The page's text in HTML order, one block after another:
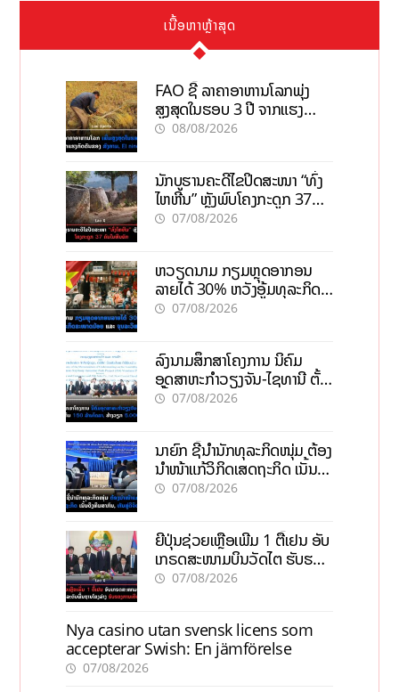
ເນື້ອຫາຫຼ້າສຸດ
FAO ຊີ້ ລາຄາອາຫານໂລກພຸ່ງ
ສູງສຸດໃນຮອບ 3 ປີ ຈາກແຮງ
ກົດດັນຂອງສົງຄາມ, El nino
08/08/2026
ນັກບູຮານຄະດີໄຂປິດສະໜາ “ທົ່ງ
ໄຫຫີນ” ຫຼັງພົບໂຄງກະດູກ 37
ຄົນໃນຫີນຍັກ
07/08/2026
ຫວຽດນາມ ກຽມຫຼຸດອາກອນ
ລາຍໄດ້ 30% ຫວັງອູ້ມທຸລະກິດ
ຂະໜາດນ້ອຍ ແລະ ຈຸນລະ
07/08/2026
ລົງນາມສຶກສາໂຄງການ ນິຄົມ
ອຸດສາຫະກຳວຽງຈັນ-ໄຊທານີ ຕັ້ງ
ເປົ້າດຶງທຶນ 150 ລ້ານໂດລາ, ສ້າງ
07/08/2026
ນາຍົກ ຊີ້ນຳນັກທຸລະກິດໜຸ່ມ ຕ້ອງ
ນຳໜ້າແກ້ວິກິດເສດຖະກິດ ເນັ້ນດຶງ
ທຶນສາກົນ, ຫັນສູ່ດິຈິຕອນ
07/08/2026
ຍີ່ປຸ່ນຊ່ວຍເຫຼືອເພີ່ມ 1 ຕື້ເຢນ ອັບ
ເກຣດສະໜາມບິນວັດໄຕ ຮັບຮອງ
ການເຕີບໂຕ
07/08/2026
Nya casino utan svensk licens som
accepterar Swish: En jämförelse
07/08/2026